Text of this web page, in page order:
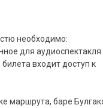
необходимо:
для
входит доступ к
маршрута, баре